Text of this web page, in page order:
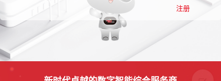
注册